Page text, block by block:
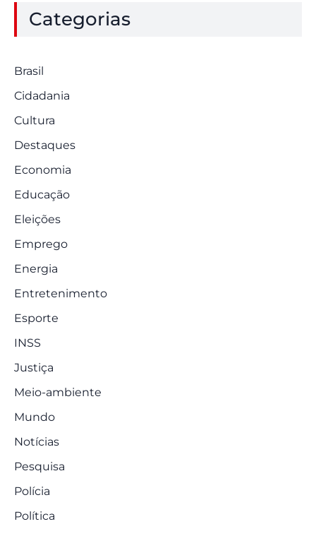
Categorias
Brasil
Cidadania
Cultura
Destaques
Economia
Educação
Eleições
Emprego
Energia
Entretenimento
Esporte
INSS
Justiça
Meio-ambiente
Mundo
Notícias
Pesquisa
Polícia
Política